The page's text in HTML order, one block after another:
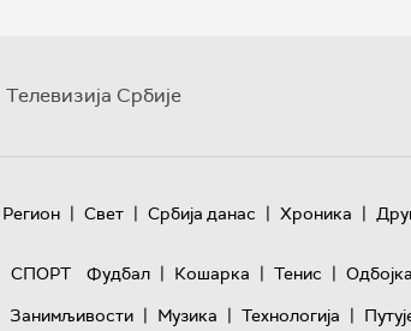
Србије
Регион | Свет | Србија данас | Хроника |
СПОРТ
Фудбал | Кошарка | Тенис | Одбојка
Занимљивости | Музика | Технологијa |